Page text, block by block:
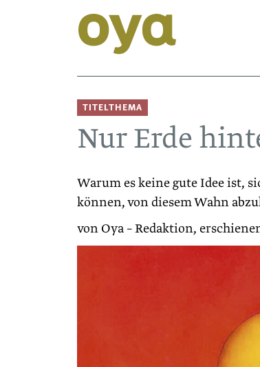
TITELTHEMA
Nur Erde
Warum es keine gute Idee ist,
können, von diesem Wahn
von Oya – Redaktion,